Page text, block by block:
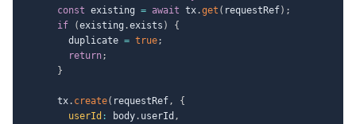
const existing = await tx.get ( requestRef) ;
if
(existing .exists )
{
        duplicate
= true;
return;
}
      tx
. create( requestRef,
{
userId : body. userId ,